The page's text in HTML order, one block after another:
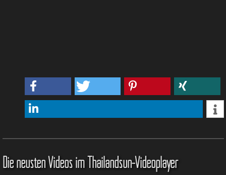
Die neusten Videos im Thailandsun-Videoplayer